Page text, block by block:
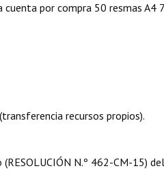
por compra 50 resmas A4
recursos propios).
N.º 462-CM-15) del